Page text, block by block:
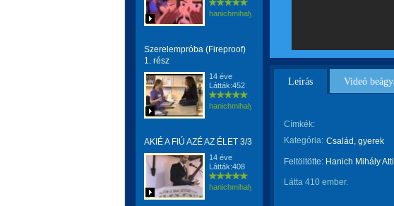
hanichmihalyattila
Szerelempróba (Fireproof)
1. rész
14 éve
Látták:452
hanichmihalyattila
AKIÉ A FIÚ AZÉ AZ ÉLET 3/3
14 éve
Látták:408
hanichmihalyattila
Leírás Videó
Címkék:
Kategória: Család, gyerek
Feltöltötte: Hanich Mihály
Látta 410 ember.